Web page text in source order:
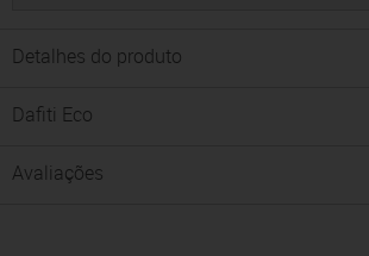
Detalhes do produto
Dafiti Eco
Avaliações